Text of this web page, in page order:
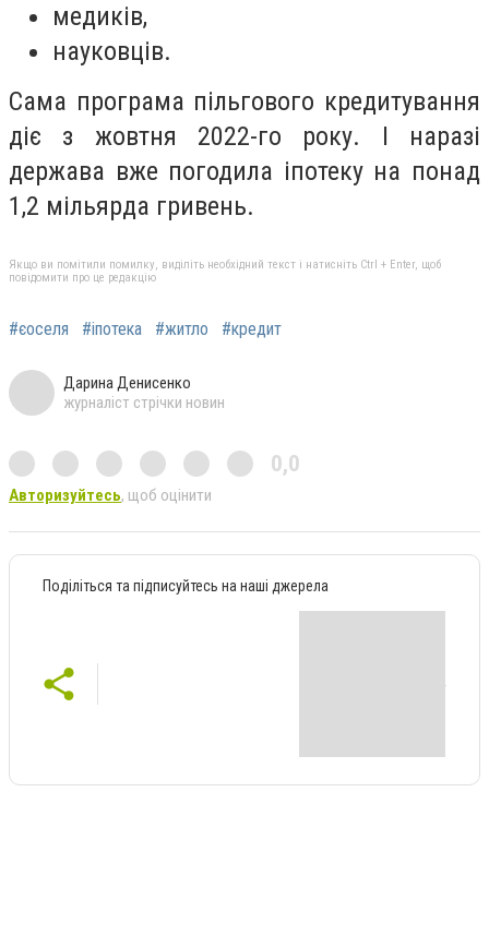
медиків,
науковців.
Сама програма пільгового кредитування
діє з жовтня 2022-го року. І наразі
держава вже погодила іпотеку на понад
1,2 мільярда гривень.
Якщо ви помітили помилку, виділіть необхідний текст і натисніть Ctrl + Enter, щоб
повідомити про це редакцію
#єоселя #іпотека #житло #кредит
Дарина Денисенко
журналіст стрічки новин
0,0
Авторизуйтесь, щоб оцінити
Поділіться та підписуйтесь на наші джерела